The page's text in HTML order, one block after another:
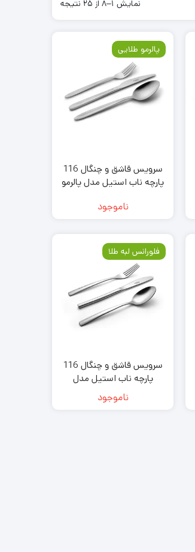
نمایش 1–8 از 25 نتیجه
پالرمو طلایی
سرویس قاشق و چنگال 116
پارچه ناب استیل مدل پالرمو
ناموجود
فلورانس لبه طلا
سرویس قاشق و چنگال 116
پارچه ناب استیل مدل
فلورانس لبه طلایی
ناموجود